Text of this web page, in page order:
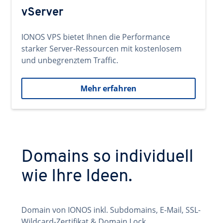
vServer
IONOS VPS bietet Ihnen die Performance
starker Server-Ressourcen mit kostenlosem
und unbegrenztem Traffic.
Mehr erfahren
Domains so individuell
wie Ihre Ideen.
Domain von IONOS inkl. Subdomains, E-Mail, SSL-